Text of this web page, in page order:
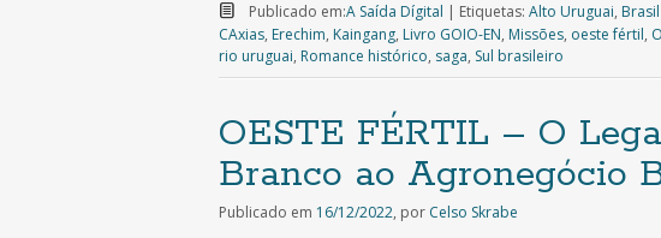
Publicado em:A Saída Dígital | Etiquetas: Alto Uruguai,
CAxias, Erechim, Kaingang, Livro GOIO-EN, Missões, oeste fértil,
rio uruguai, Romance histórico, saga, Sul brasileiro
OESTE FÉRTIL – O
Branco ao Agronegócio
Publicado em 16/12/2022, por Celso Skrabe